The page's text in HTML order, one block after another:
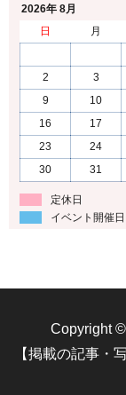
2026年 8月
日
月
2
3
9
10
16
17
23
24
30
31
定休日
イベント開催日
Copyright
【掲載の記事・